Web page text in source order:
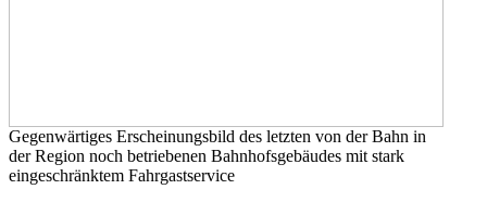
Gegenwärtiges Erscheinungsbild des letzten von der Bahn in
der Region noch betriebenen Bahnhofsgebäudes mit stark
eingeschränktem Fahrgastservice